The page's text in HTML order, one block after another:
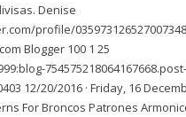
Denise
profile/
Blogger 100 1 25
754575218064167668.post-
12/20/2016 · Friday, 16
For Broncos Patrones